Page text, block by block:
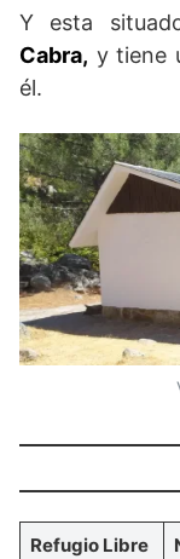
Y esta
Cabra, y tiene
él.
Refugio Libre